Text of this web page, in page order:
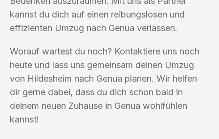
kannst du dich auf einen reibungslosen und
effizienten Umzug nach Genua verlassen.
Worauf wartest du noch? Kontaktiere uns noch
heute und lass uns gemeinsam deinen Umzug
von Hildesheim nach Genua planen. Wir helfen
dir gerne dabei, dass du dich schon bald in
deinem neuen Zuhause in Genua wohlfühlen
kannst!